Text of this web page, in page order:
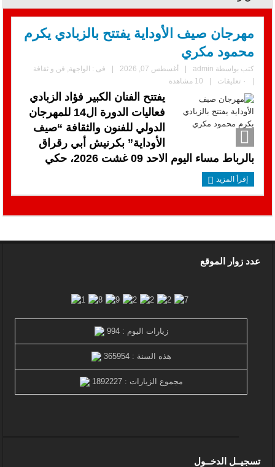
مهرجان صيف الأوداية يفتتح بالزبادي يكرم
محمود مكري
كتب بواسطة admin أغسطس 07, 2026 فى : الواجهة, فن و ثقافة
٠ تعليقات 10 مشاهدة
يفتتح الفنان الكبير فؤاد الزبادي
فعاليات الدورة ال14 للمهرجان
الدولي للفنون والثقافة “صيف
الأوداية” بكرنيش أبي رقراق
بالرباط مساء اليوم الاحد 09 غشت 2026، حكي
إقرأ المزيد
عدد زوار الموقع
زيارات اليوم : 994
هذه السنة : 365954
مجموع الزيارات : 1892227
تسجيــل الدخــول